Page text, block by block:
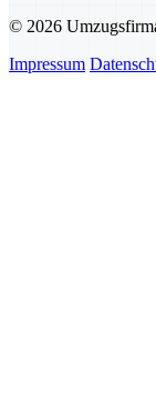
© 2026
Impressum